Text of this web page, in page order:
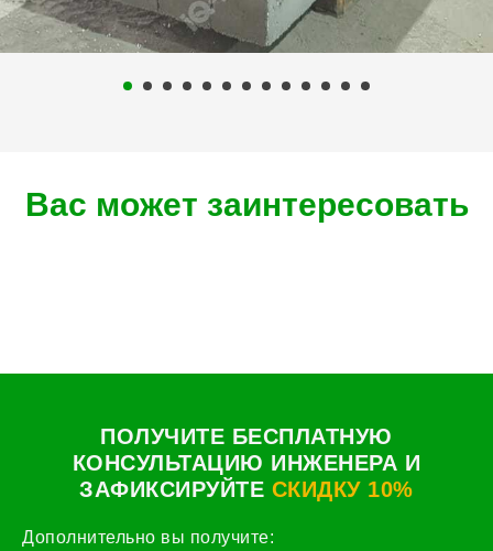
Вас может заинтересовать
ПОЛУЧИТЕ БЕСПЛАТНУЮ
КОНСУЛЬТАЦИЮ ИНЖЕНЕРА И
ЗАФИКСИРУЙТЕ СКИДКУ 10%
Дополнительно вы получите: